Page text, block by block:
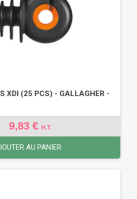
XDI (25 PCS) - GALLAGHER -
9,83 € H.T
AU PANIER